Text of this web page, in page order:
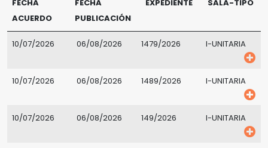
FECHA
ACUERDO
FECHA
PUBLICACIÓN
EXPEDIENTE SALA-TIPO
10/07/2026 06/08/2026 1479/2026 I-UNITARIA
10/07/2026 06/08/2026 1489/2026 I-UNITARIA
10/07/2026 06/08/2026 149/2026 I-UNITARIA